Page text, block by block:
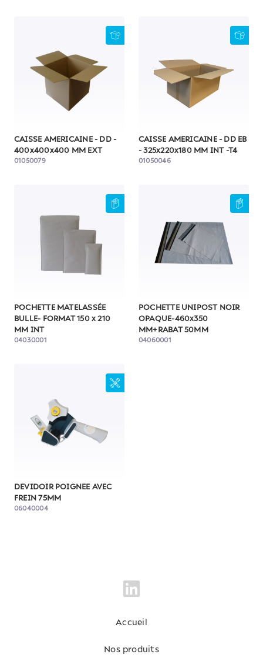
CAISSE AMERICAINE - DD -
400x400x400 MM EXT
01050079
CAISSE AMERICAINE - DD EB
- 325x220x180 MM INT -T4
01050046
POCHETTE MATELASSÉE
BULLE- FORMAT 150 x 210
MM INT
04030001
POCHETTE UNIPOST NOIR
OPAQUE-460x350
MM+RABAT 50MM
04060001
DEVIDOIR POIGNEE AVEC
FREIN 75MM
06040004
Accueil
Nos produits